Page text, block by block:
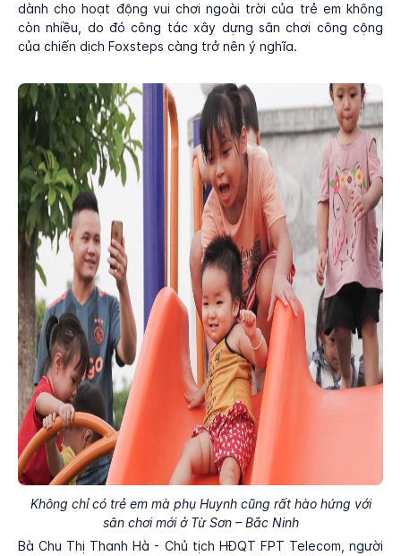
dành cho hoạt động vui chơi ngoài trời của trẻ em không
còn nhiều, do đó công tác xây dựng sân chơi công cộng
của chiến dịch Foxsteps càng trở nên ý nghĩa.
Không chỉ có trẻ em mà phụ Huynh cũng rất hào hứng với
sân chơi mới ở Từ Sơn – Bắc Ninh
Bà Chu Thị Thanh Hà - Chủ tịch HĐQT FPT Telecom, người